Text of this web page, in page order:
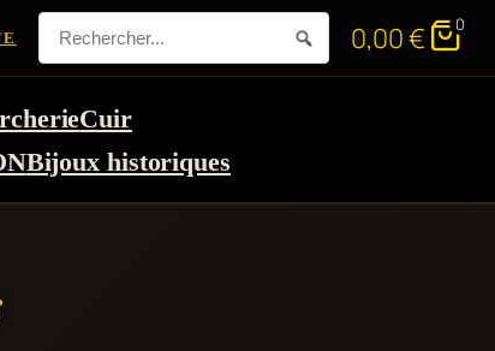
0,00€ 0
Cuir
Bijoux historiques